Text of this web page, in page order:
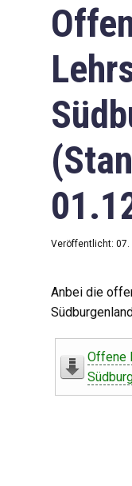
Veröffentlicht: 07.
Anbei die
Offene